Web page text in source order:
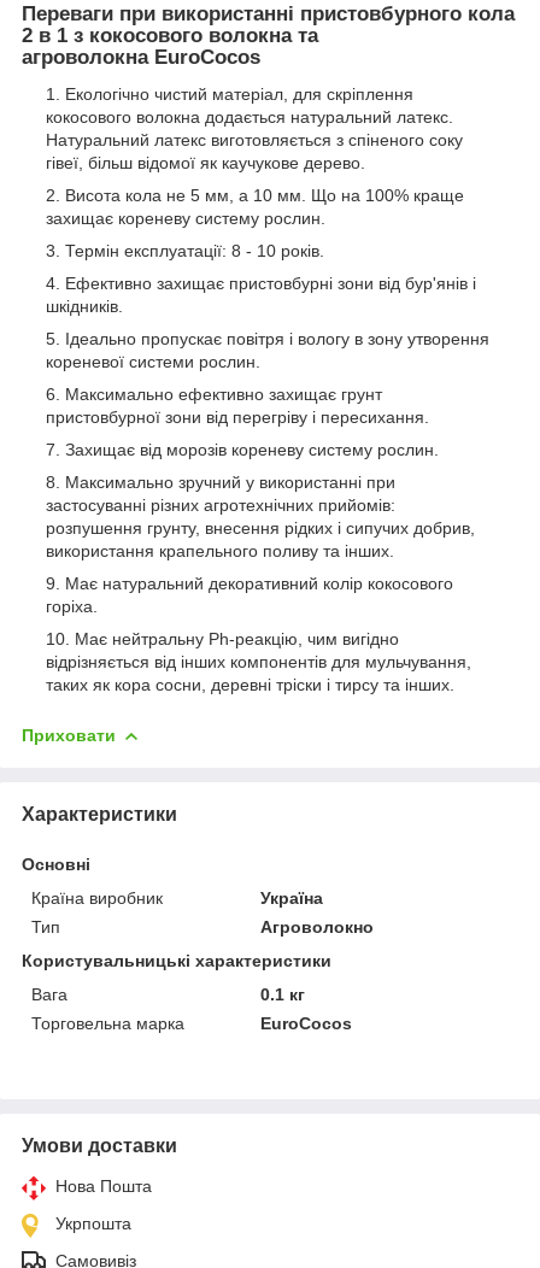
Переваги при використанні пристовбурного кола
2 в 1 з кокосового волокна та
агроволокна EuroCocos
Екологічно чистий матеріал, для скріплення
кокосового волокна додається натуральний латекс.
Натуральний латекс виготовляється з спіненого соку
гівеї, більш відомої як каучукове дерево.
Висота кола не 5 мм, а 10 мм. Що на 100% краще
захищає кореневу систему рослин.
Термін експлуатації: 8 - 10 років.
Ефективно захищає пристовбурні зони від бур'янів і
шкідників.
Ідеально пропускає повітря і вологу в зону утворення
кореневої системи рослин.
Максимально ефективно захищає грунт
пристовбурної зони від перегріву і пересихання.
Захищає від морозів кореневу систему рослин.
Максимально зручний у використанні при
застосуванні різних агротехнічних прийомів:
розпушення грунту, внесення рідких і сипучих добрив,
використання крапельного поливу та інших.
Має натуральний декоративний колір кокосового
горіха.
Має нейтральну Рh-реакцію, чим вигідно
відрізняється від інших компонентів для мульчування,
таких як кора сосни, деревні тріски і тирсу та інших.
Приховати
Характеристики
Основні
Країна виробник
Україна
Тип
Агроволокно
Користувальницькі характеристики
Вага
0.1 кг
Торговельна марка
EuroCocos
Умови доставки
Нова Пошта
Укрпошта
Самовивіз